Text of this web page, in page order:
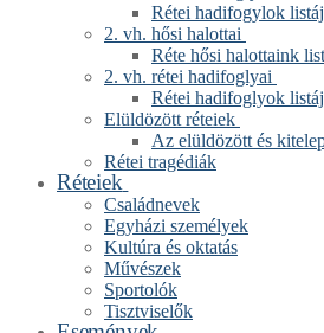
Rétei hadifogylok
2. vh. hősi halottai
Réte hősi halottaink
2. vh. rétei hadifoglyai
Rétei hadifoglyok
Elüldözött réteiek
Az elüldözött és
Rétei tragédiák
Réteiek
Családnevek
Egyházi személyek
Kultúra és oktatás
Művészek
Sportolók
Tisztviselők